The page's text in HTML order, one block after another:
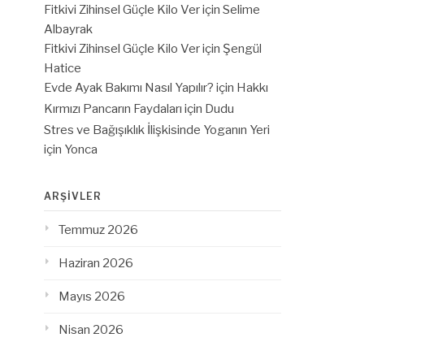
Fitkivi Zihinsel Güçle Kilo Veriçin Selime
Albayrak
Fitkivi Zihinsel Güçle Kilo Veriçin Şengül
Hatice
Evde Ayak Bakımı Nasıl Yapılır? için Hakkı
Kırmızı Pancarın Faydaları için Dudu
Stres ve Bağışıklık İlişkisinde Yoganın Yeri
için Yonca
ARŞIVLER
Temmuz 2026
Haziran 2026
Mayıs 2026
Nisan 2026